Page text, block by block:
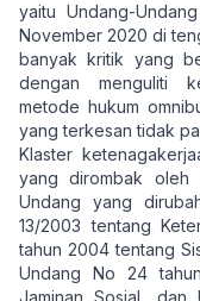
yaitu Undang-
November 2020 di
banyak kritik yang
dengan menguliti
metode hukum
yang terkesan tidak
Klaster
yang dirombak oleh
Undang yang
13/2003 tentang
tahun 2004 tentang
Undang No 24
Jaminan Sosial,